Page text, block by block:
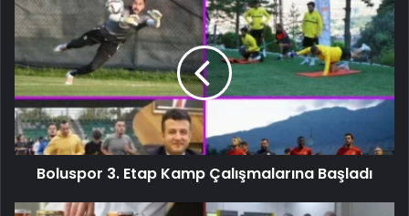
Boluspor 3. Etap Kamp Çalışmalarına Başladı